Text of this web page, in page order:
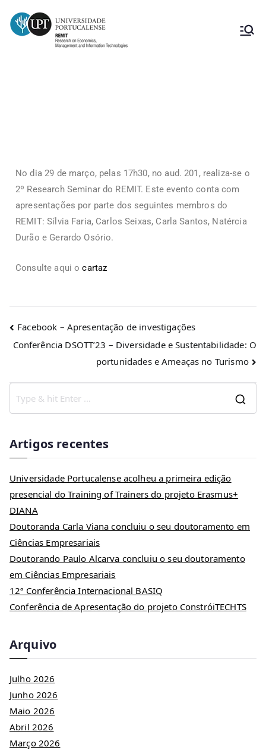
No dia 29 de março, pelas 17h30, no aud. 201, realiza-se o
2º Research Seminar do REMIT. Este evento conta com
apresentações por parte dos seguintes membros do
REMIT: Sílvia Faria, Carlos Seixas, Carla Santos, Natércia
Durão e Gerardo Osório.
Consulte aqui ocartaz
Facebook – Apresentação de investigações
Conferência DSOTT’23 – Diversidade e Sustentabilidade: O
portunidades e Ameaças no Turismo
Artigos recentes
Universidade Portucalense acolheu a primeira edição
presencial do Training of Trainers do projeto Erasmus+
DIANA
Doutoranda Carla Viana concluiu o seu doutoramento em
Ciências Empresariais
Doutorando Paulo Alcarva concluiu o seu doutoramento
em Ciências Empresariais
12ª Conferência Internacional BASIQ
Conferência de Apresentação do projeto ConstróiTECHTS
Arquivo
Julho 2026
Junho 2026
Maio 2026
Abril 2026
Março 2026